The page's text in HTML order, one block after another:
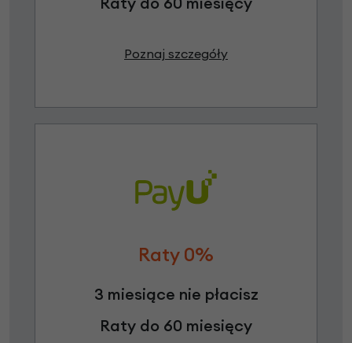
Poznaj szczegóły
Raty 0%
3 miesiące nie płacisz
Raty do 60 miesięcy